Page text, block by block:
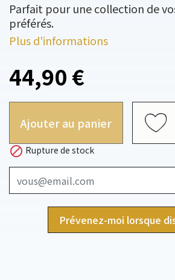
Parfait pour une collection de
préférés.
Plus d'informations
44,90 €
Ajouter au panier
 Rupture de stock
Prévenez-moi lorsque